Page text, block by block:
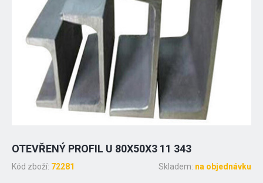
OTEVŘENÝ PROFIL U 80X50X3 11 343
Kód zboží: 72281 Skladem: na objednávku